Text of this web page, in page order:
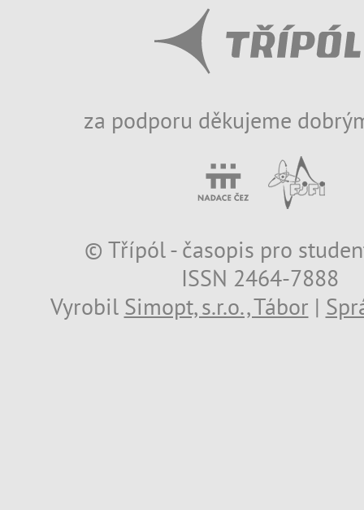
za podporu děkujeme
© Třípól - časopis pro
ISSN 2464-7888
Vyrobil Simopt, s.r.o., Tábor |